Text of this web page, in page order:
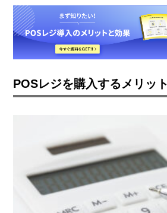
POSレジを購入するメリット